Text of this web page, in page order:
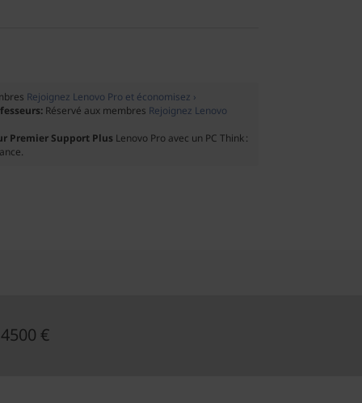
Rejoignez Lenovo Pro et économisez ›
Réservé aux membres Rejoignez Lenovo
Premier Support Plus Lenovo Pro avec un PC Think :
€